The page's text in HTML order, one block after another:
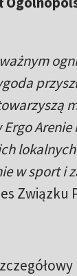
w sport i
Związku